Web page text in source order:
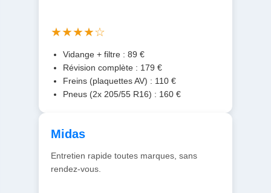
★★★★☆
Vidange + filtre : 89 €
Révision complète : 179 €
Freins (plaquettes AV) : 110 €
Pneus (2x 205/55 R16) : 160 €
Midas
Entretien rapide toutes marques, sans
rendez-vous.